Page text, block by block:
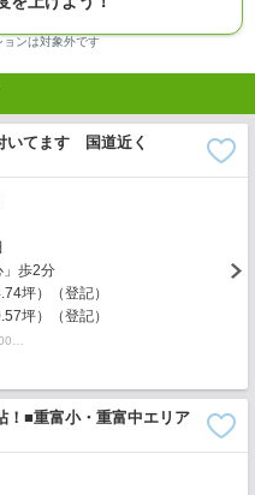
ンは対象外です
いてます 国道近く
」歩2分
坪）（登記）
坪）（登記）
！■重富小・重富中エリア